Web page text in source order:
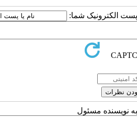
پست الکترونیک شما:
نویسنده مسئول